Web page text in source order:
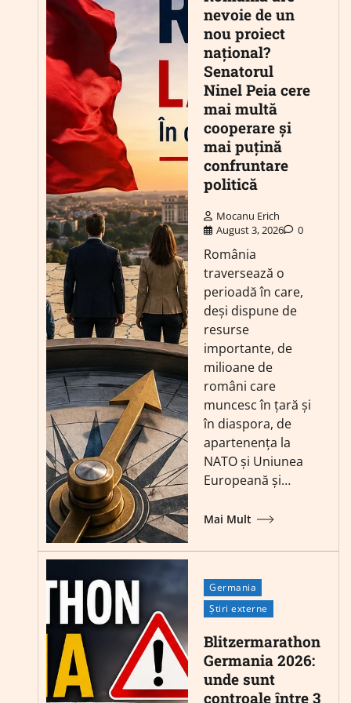
nevoie de un
nou proiect
național?
Senatorul
Ninel Peia cere
mai multă
cooperare și
mai puțină
confruntare
politică
Mocanu Erich
August 3, 2026
0
România
traversează o
perioadă în care,
deși dispune de
resurse
importante, de
milioane de
români care
muncesc în țară și
în diaspora, de
apartenența la
NATO și Uniunea
Europeană și…
Mai Mult
Germania
Știri externe
Blitzermarathon
Germania 2026:
unde sunt
controale între 3